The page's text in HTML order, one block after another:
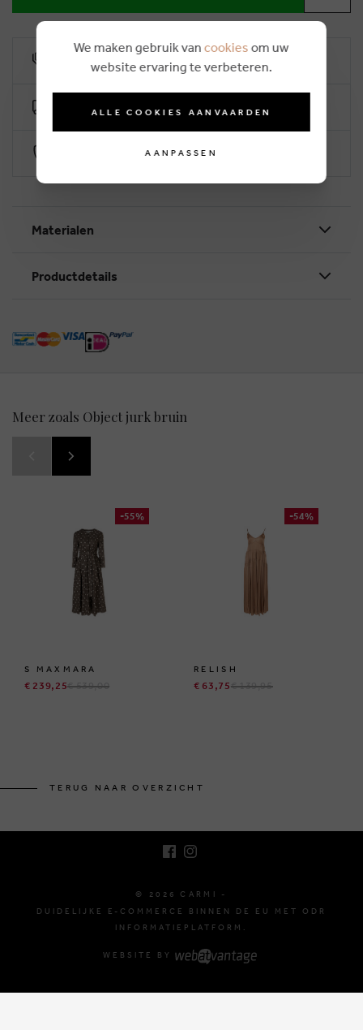
10% klantenkorting
Gratis levering vanaf €50 (2-4 werkdagen)
Veilig betalen via Worldline
Materialen
Productdetails
Meer zoals Object jurk bruin
-55%
S MAXMARA
€ 239,25€ 539,00
-54%
RELISH
€ 63,75€ 139,95
TERUG NAAR OVERZICHT
© 2026 CARMI -
DUIDELIJKE E-COMMERCE BINNEN DE EU MET ODR
INFORMATIEPLATFORM.
WEBSITE BY
We maken gebruik van cookies om uw
website ervaring te verbeteren.
ALLE COOKIES AANVAARDEN
AANPASSEN